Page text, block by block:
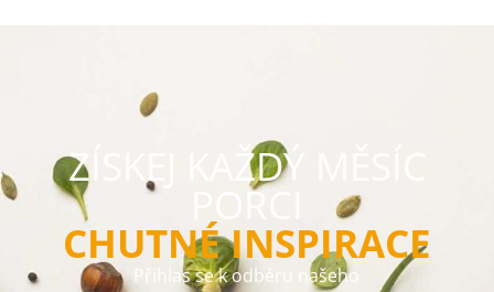
ZÍSKEJ KAŽDÝ MĚSÍC
PORCI
CHUTNÉ INSPIRACE
Přihlas se k odběru našeho